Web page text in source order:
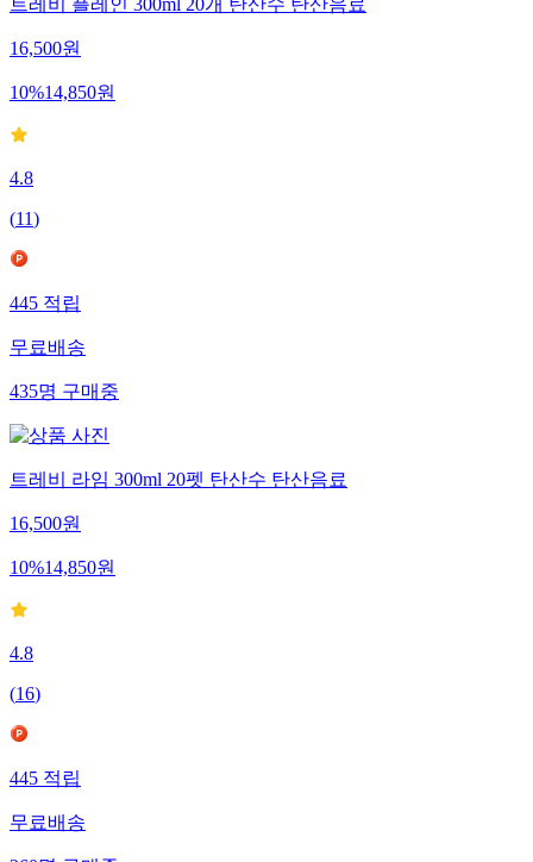
트레비 플레인 300ml 20개 탄산수 탄산음료
16,500원
10%14,850원
4.8
(11)
445적립
무료배송
435명구매중
트레비 라임 300ml 20펫 탄산수 탄산음료
16,500원
10%14,850원
4.8
(16)
445적립
무료배송